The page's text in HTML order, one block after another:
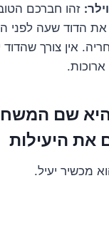
זהו חברכם הטוב
את הדוד שעה לפני
אין צורך שהדוד
היא שם
את היעילות
מכשיר יעיל.